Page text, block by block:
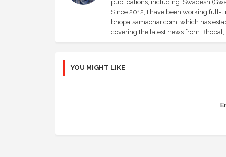
publications, including: Swadesh
Since 2012, I have been working
bhopalsamachar.com, which has
covering the latest news from Bhopal,
YOU MIGHT LIKE